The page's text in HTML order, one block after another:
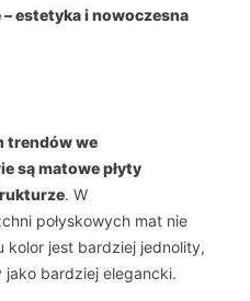
estetyka i nowoczesna
trendów we
są matowe płyty
. W
połyskowych mat nie
kolor jest bardziej jednolity,
bardziej elegancki.